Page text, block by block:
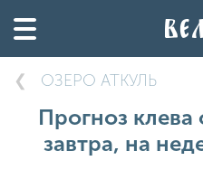
ОЗЕРО АТКУЛЬ
Прогноз клева
завтра, на